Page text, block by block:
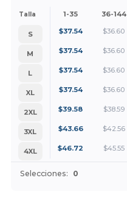
Talla 1-35 36-144
S $37.54 $36.60
M
$37.54 $36.60
L
$37.54 $36.60
XL
$37.54 $36.60
2XL
$39.58 $38.59
3XL
$43.66 $42.56
4XL
$46.72 $45.55
Selecciones: 0